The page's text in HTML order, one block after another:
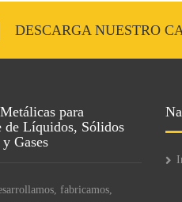
DESCARGA NUESTRO
para
de Líquidos, Sólidos
Gases
fabricamos,